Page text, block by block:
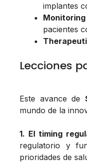
implantes
pacientes
Lecciones
Este avance de
mundo de la
1. El timing
regulatorio y
prioridades de